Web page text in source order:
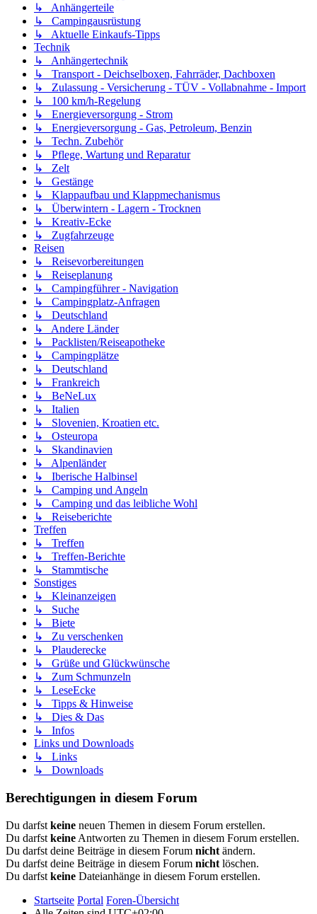
↳ Anhängerteile
↳ Campingausrüstung
↳ Aktuelle Einkaufs-Tipps
Technik
↳ Anhängertechnik
↳ Transport - Deichselboxen, Fahrräder, Dachboxen
↳ Zulassung - Versicherung - TÜV - Vollabnahme - Import
↳ 100 km/h-Regelung
↳ Energieversorgung - Strom
↳ Energieversorgung - Gas, Petroleum, Benzin
↳ Techn. Zubehör
↳ Pflege, Wartung und Reparatur
↳ Zelt
↳ Gestänge
↳ Klappaufbau und Klappmechanismus
↳ Überwintern - Lagern - Trocknen
↳ Kreativ-Ecke
↳ Zugfahrzeuge
Reisen
↳ Reisevorbereitungen
↳ Reiseplanung
↳ Campingführer - Navigation
↳ Campingplatz-Anfragen
↳ Deutschland
↳ Andere Länder
↳ Packlisten/Reiseapotheke
↳ Campingplätze
↳ Deutschland
↳ Frankreich
↳ BeNeLux
↳ Italien
↳ Slovenien, Kroatien etc.
↳ Osteuropa
↳ Skandinavien
↳ Alpenländer
↳ Iberische Halbinsel
↳ Camping und Angeln
↳ Camping und das leibliche Wohl
↳ Reiseberichte
Treffen
↳ Treffen
↳ Treffen-Berichte
↳ Stammtische
Sonstiges
↳ Kleinanzeigen
↳ Suche
↳ Biete
↳ Zu verschenken
↳ Plauderecke
↳ Grüße und Glückwünsche
↳ Zum Schmunzeln
↳ LeseEcke
↳ Tipps & Hinweise
↳ Dies & Das
↳ Infos
Links und Downloads
↳ Links
↳ Downloads
Berechtigungen in diesem Forum
Du darfst keine neuen Themen in diesem Forum erstellen.
Du darfst keine Antworten zu Themen in diesem Forum erstellen.
Du darfst deine Beiträge in diesem Forum nicht ändern.
Du darfst deine Beiträge in diesem Forum nicht löschen.
Du darfst keine Dateianhänge in diesem Forum erstellen.
Startseite Portal Foren-Übersicht